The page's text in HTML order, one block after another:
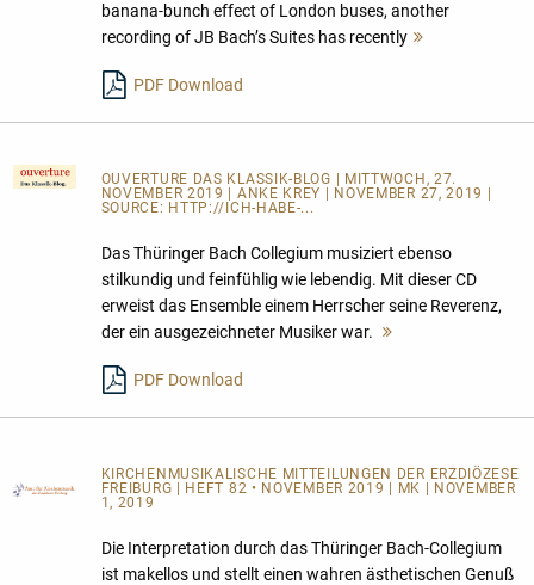
banana-bunch effect of London buses, another
recording of JB Bach’s Suites has recently
PDF Download
OUVERTURE DAS KLASSIK-BLOG
| MITTWOCH, 27.
NOVEMBER 2019 | ANKE KREY | NOVEMBER 27, 2019 |
SOURCE: HTTP://ICH-HABE-...
Das Thüringer Bach Collegium musiziert ebenso
stilkundig und feinfühlig wie lebendig. Mit dieser CD
erweist das Ensemble einem Herrscher seine Reverenz,
der ein ausgezeichneter Musiker war.
PDF Download
KIRCHENMUSIKALISCHE MITTEILUNGEN DER ERZDIÖZESE
FREIBURG | HEFT 82 • NOVEMBER 2019 | MK | NOVEMBER
1, 2019
Die Interpretation durch das Thüringer Bach-Collegium
ist makellos und stellt einen wahren ästhetischen Genuß